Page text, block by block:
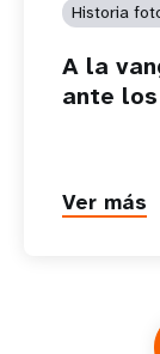
Historia
A la
ante
Ver más